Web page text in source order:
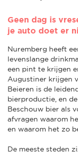
Geen dag is
je auto doet er
Nuremberg heeft
levenslange
een pint te krijgen
Augustiner krijgen
Beieren is de
bierproductie, en
Beschouw bier als
afvragen waarom
en waarom het zo
De meeste steden